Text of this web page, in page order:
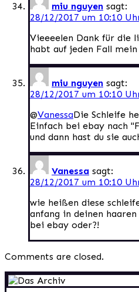
miu nguyen sagt:
28/12/2017 um 10:10
Vieeeelen Dank für die
habt auf jeden Fall
miu nguyen sagt:
28/12/2017 um 10:10
@VanessaDie Schleife
Einfach bei ebay nach
und dann hast du sie
Vanessa sagt:
28/12/2017 um 10:10
wie heißen diese
anfang in deinen
bei ebay oder?!
Comments are closed.